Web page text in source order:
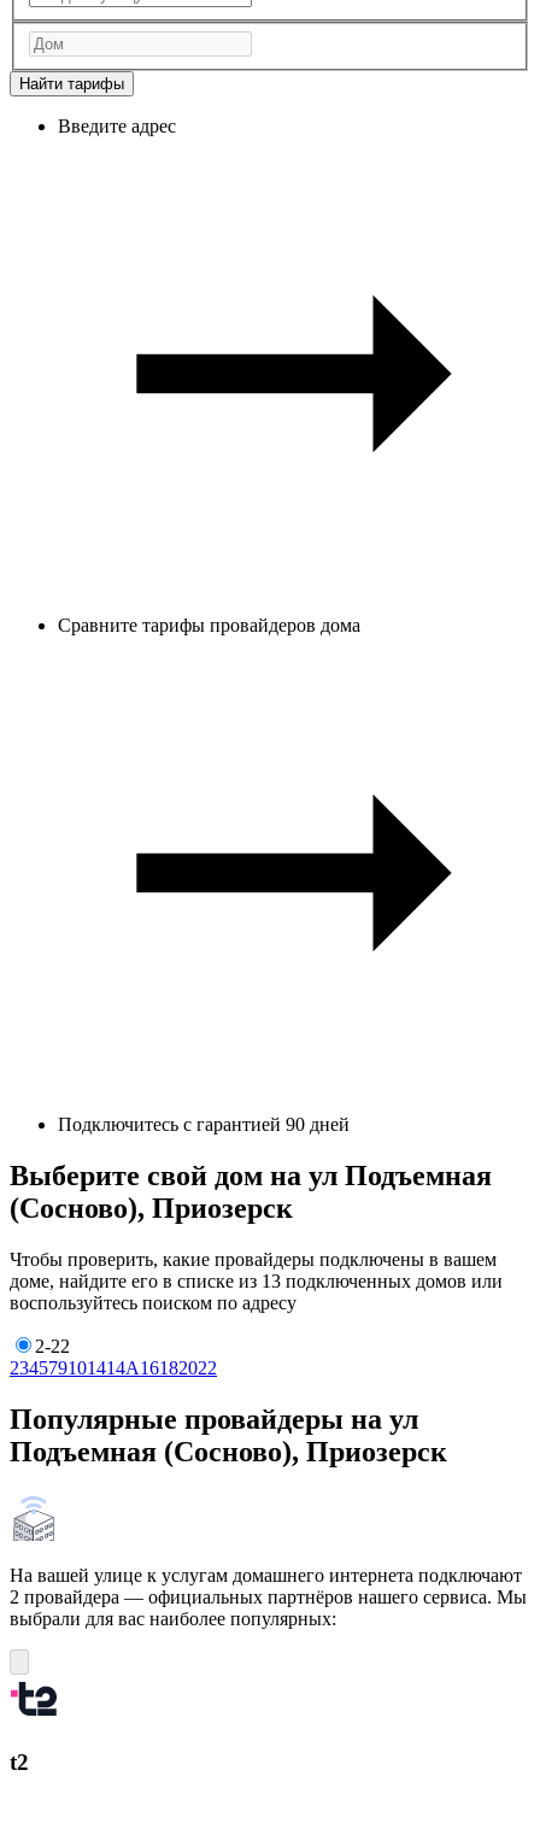
Найти тарифы
Введите адрес
Сравните тарифы провайдеров дома
Подключитесь с гарантией 90 дней
Выберите свой дом на ул Подъемная
(Сосново), Приозерск
Чтобы проверить, какие провайдеры подключены в вашем
доме, найдите его в списке из 13 подключенных домов или
воспользуйтесь поиском по адресу
2-22
234579101414А16182022
Популярные провайдеры на ул
Подъемная (Сосново), Приозерск
На вашей улице к услугам домашнего интернета подключают
2 провайдера — официальных партнёров нашего сервиса. Мы
выбрали для вас наиболее популярных:
t2